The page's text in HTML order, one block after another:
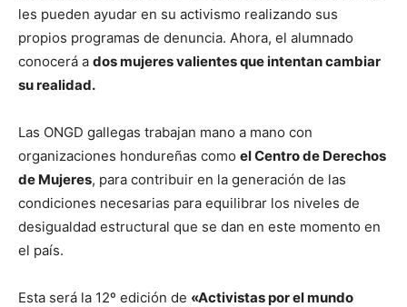
les pueden ayudar en su activismo realizando sus
propios programas de denuncia. Ahora, el alumnado
conocerá a dos mujeres valientes que intentan cambiar
su realidad.
Las ONGD gallegas trabajan mano a mano con
organizaciones hondureñas como el Centro de Derechos
de Mujeres, para contribuir en la generación de las
condiciones necesarias para equilibrar los niveles de
desigualdad estructural que se dan en este momento en
el país.
Esta será la 12º edición de «Activistas por el mundo